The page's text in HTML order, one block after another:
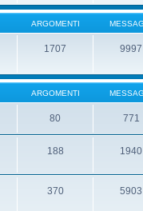
ARGOMENTI
1707 9997
ARGOMENTI
80 771
188 1940
370 5903